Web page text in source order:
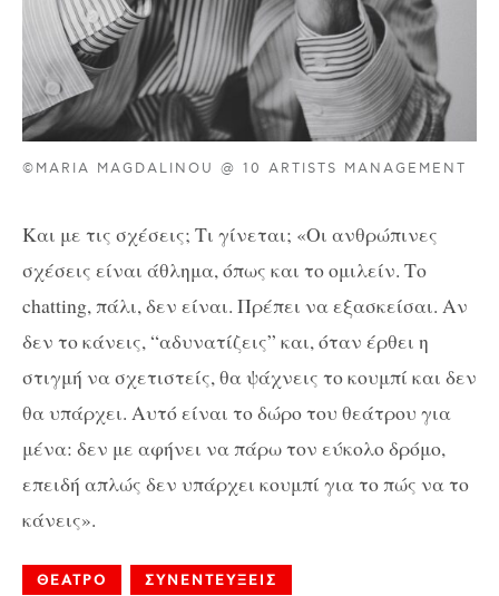
©MARIA MAGDALINOU @ 10 ARTISTS MANAGEMENT
Και με τις σχέσεις; Τι γίνεται; «Οι ανθρώπινες
σχέσεις είναι άθλημα, όπως και το ομιλείν. Το
chatting, πάλι, δεν είναι. Πρέπει να εξασκείσαι. Αν
δεν το κάνεις, “αδυνατίζεις” και, όταν έρθει η
στιγμή να σχετιστείς, θα ψάχνεις το κουμπί και δεν
θα υπάρχει. Αυτό είναι το δώρο του θεάτρου για
μένα: δεν με αφήνει να πάρω τον εύκολο δρόμο,
επειδή απλώς δεν υπάρχει κουμπί για το πώς να το
κάνεις».
ΘΕΑΤΡΟ ΣΥΝΕΝΤΕΥΞΕΙΣ